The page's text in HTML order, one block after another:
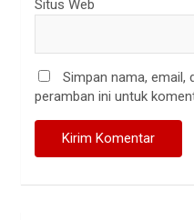
Situs Web
Simpan nama, email,
peramban ini untuk